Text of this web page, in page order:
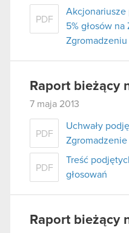
PDF
Akcjonariusze
5% głosów
Zgromadzeniu
Raport bieżący
7 maja 2013
PDF
Uchwały
Zgromadzenie
PDF
Treść
głosowań
Raport bieżący